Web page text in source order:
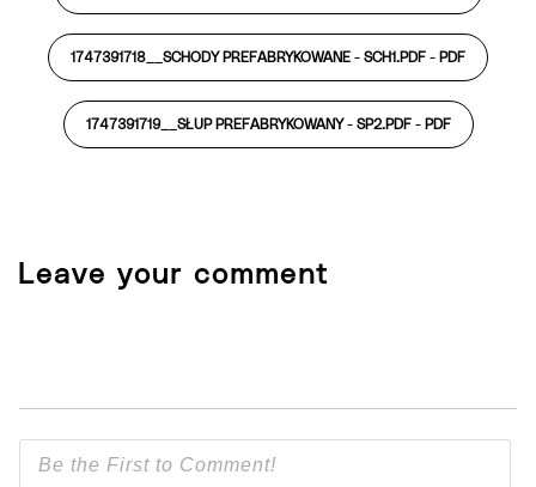
1747391718__SCHODY PREFABRYKOWANE - SCH1.PDF - PDF
1747391719__SŁUP PREFABRYKOWANY - SP2.PDF - PDF
Leave your comment